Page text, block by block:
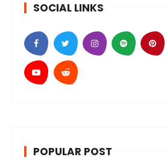
SOCIAL LINKS
POPULAR POST